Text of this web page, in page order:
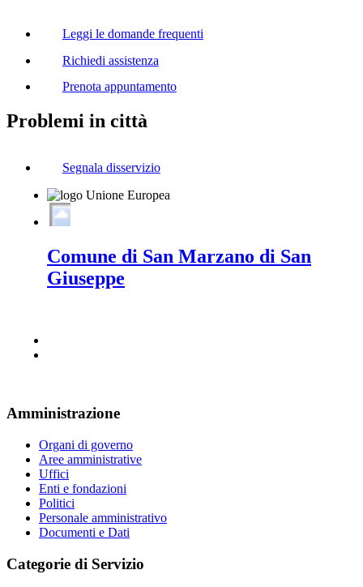
Leggi le domande frequenti
Richiedi assistenza
Prenota appuntamento
Problemi in città
Segnala disservizio
Comune di San Marzano di San
Giuseppe
Amministrazione
Organi di governo
Aree amministrative
Uffici
Enti e fondazioni
Politici
Personale amministrativo
Documenti e Dati
Categorie di Servizio